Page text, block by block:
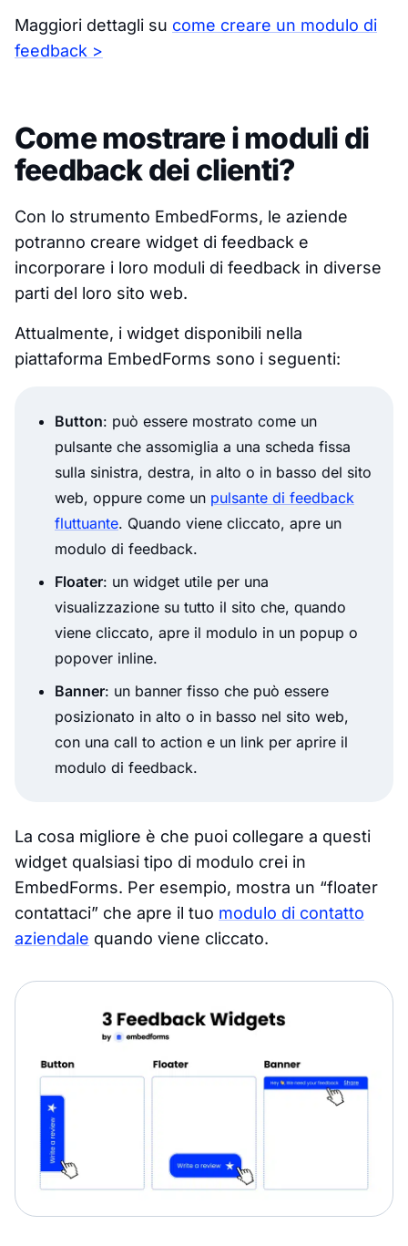
Maggiori dettagli su come creare un modulo di
feedback >
Come mostrare i moduli di
feedback dei clienti?
Con lo strumento EmbedForms, le aziende
potranno creare widget di feedback e
incorporare i loro moduli di feedback in diverse
parti del loro sito web.
Attualmente, i widget disponibili nella
piattaforma EmbedForms sono i seguenti:
Button: può essere mostrato come un
pulsante che assomiglia a una scheda fissa
sulla sinistra, destra, in alto o in basso del sito
web, oppure come un pulsante di feedback
fluttuante. Quando viene cliccato, apre un
modulo di feedback.
Floater: un widget utile per una
visualizzazione su tutto il sito che, quando
viene cliccato, apre il modulo in un popup o
popover inline.
Banner: un banner fisso che può essere
posizionato in alto o in basso nel sito web,
con una call to action e un link per aprire il
modulo di feedback.
La cosa migliore è che puoi collegare a questi
widget qualsiasi tipo di modulo crei in
EmbedForms. Per esempio, mostra un “floater
contattaci” che apre il tuo modulo di contatto
aziendale quando viene cliccato.